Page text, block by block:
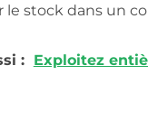
le stock dans un
: Exploitez